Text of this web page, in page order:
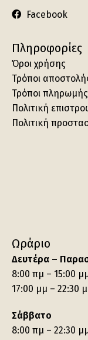
Facebook
Πληροφορίες
Όροι χρήσης
Τρόποι
Τρόποι πληρωμής
Πολιτική
Πολιτική
Ωράριο
Δευτέρα –
8:00 πμ – 15:00
17:00 μμ – 22:30
Σάββατο
8:00 πμ – 22:30